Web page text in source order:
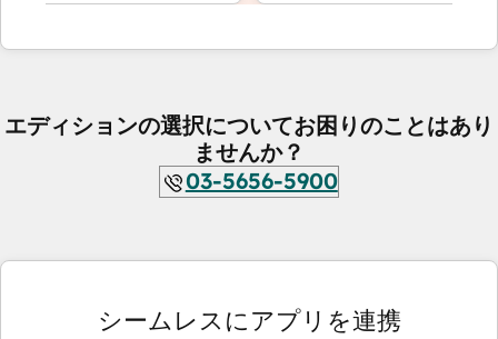
エディションの選択についてお困りのことはあり
ませんか？
03-5656-5900
シームレスにアプリを連携